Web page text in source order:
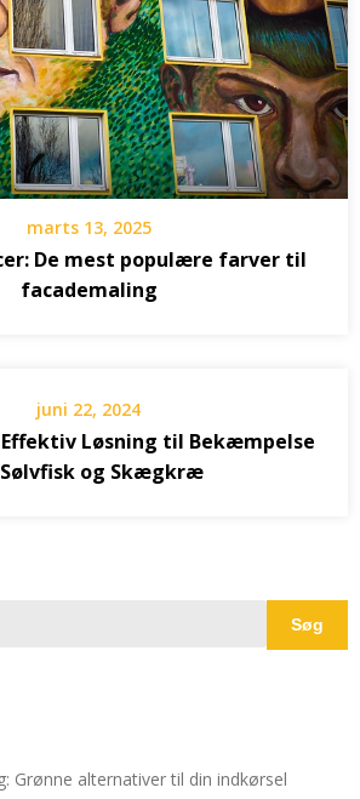
marts 13, 2025
De mest populære farver til
facademaling
juni 22, 2024
Løsning til Bekæmpelse
og Skægkræ
Søg
Grønne alternativer til din indkørsel